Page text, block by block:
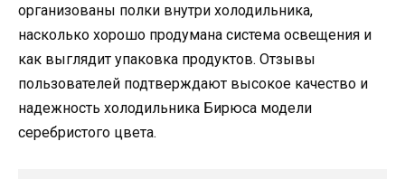
организованы полки внутри холодильника,
насколько хорошо продумана система освещения и
как выглядит упаковка продуктов. Отзывы
пользователей подтверждают высокое качество и
надежность холодильника Бирюса модели
серебристого цвета.